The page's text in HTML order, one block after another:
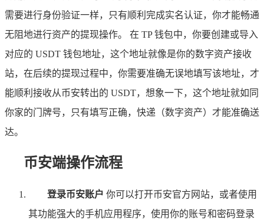
需要进行身份验证一样，只有顺利完成实名认证，你才能畅通
无阻地进行资产的提现操作。 在 TP 钱包中，你要创建或导入
对应的 USDT 钱包地址，这个地址就像是你的数字资产接收
站，在后续的提现过程中，你需要准确无误地填写该地址，才
能顺利接收从币安转出的 USDT，想象一下，这个地址就如同
你家的门牌号，只有填写正确，快递（数字资产）才能准确送
达。
币安端操作流程
登录币安账户 你可以打开币安官方网站，或者使用
其功能强大的手机应用程序，使用你的账号和密码登录